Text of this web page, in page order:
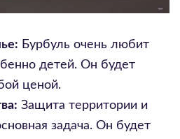
Бурбуль очень любит
детей. Он будет
ценой.
Защита территории и
задача. Он будет